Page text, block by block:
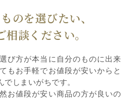
のを選びたい、
相談ください。
び方が本当に自分のものに出来
もお手軽でお値段が安いからと
しまいがちです。
お値段が安い商品の方が良いの